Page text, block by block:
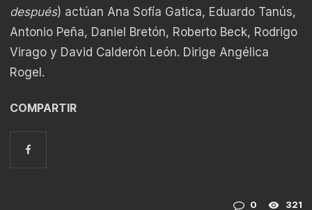
después) actúan Ana Sofía Gatica, Eduardo Tanús,
Antonio Peña, Daniel Bretón, Roberto Beck, Rodrigo
Virago y David Calderón León. Dirige Angélica
Rogel.
COMPARTIR
0 321